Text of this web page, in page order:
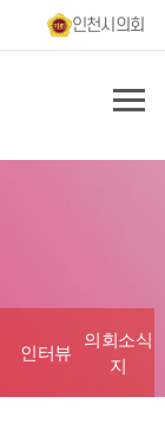
인천시의회
인터뷰
의회소식
지